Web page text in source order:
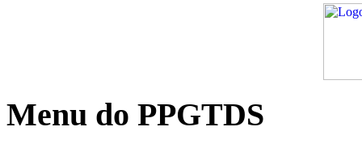
Menu do PPGTDS